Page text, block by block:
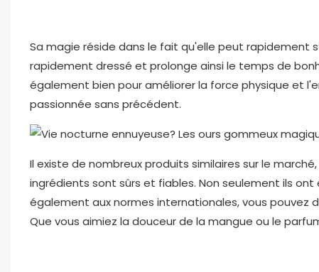
Sa magie réside dans le fait qu'elle peut rapidement
rapidement dressé et prolonge ainsi le temps de
également bien pour améliorer la force physique et
passionnée sans précédent.
Il existe de nombreux produits similaires sur le
ingrédients sont sûrs et fiables. Non seulement ils
également aux normes internationales, vous pouvez
Que vous aimiez la douceur de la mangue ou le